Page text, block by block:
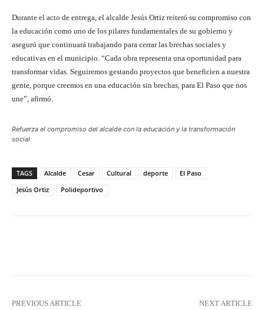
Durante el acto de entrega, el alcalde Jesús Ortiz reiteró su compromiso con
la educación como uno de los pilares fundamentales de su gobierno y
aseguró que continuará trabajando para cerrar las brechas sociales y
educativas en el municipio. “Cada obra representa una oportunidad para
transformar vidas. Seguiremos gestando proyectos que beneficien a nuestra
gente, porque creemos en una educación sin brechas, para El Paso que nos
une”, afirmó.
Refuerza el compromiso del alcalde con la educación y la transformación
social
TAGS Alcalde Cesar Cultural deporte
El Paso
Jesús Ortiz
Polideportivo
PREVIOUS ARTICLE
NEXT ARTICLE